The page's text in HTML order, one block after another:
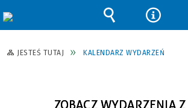
JESTEŚ TUTAJ KALENDARZ WYDARZEŃ
ZOBACZ WYDARZENIA